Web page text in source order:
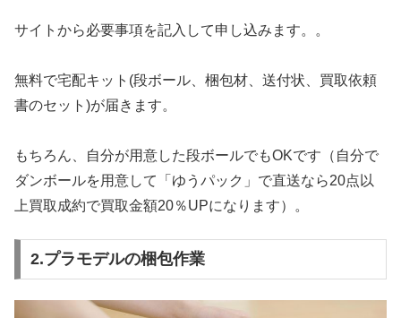
サイトから必要事項を記入して申し込みます。。
無料で宅配キット(段ボール、梱包材、送付状、買取依頼
書のセット)が届きます。
もちろん、自分が用意した段ボールでもOKです（自分で
ダンボールを用意して「ゆうパック」で直送なら20点以
上買取成約で買取金額20％UPになります）。
2.プラモデルの梱包作業